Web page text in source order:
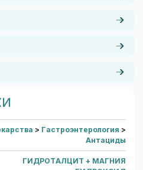
> Гастроэнтерология >
Антациды
ГИДРОТАЛЦИТ + МАГНИЯ